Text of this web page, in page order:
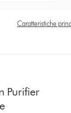
Caratteristiche
Purifier